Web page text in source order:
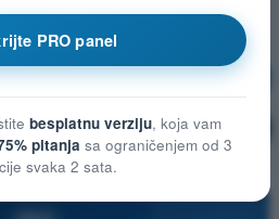
Vežbanje!
pitanja
PRO panel
besplatnu verziju, koja vam
pitanja sa ograničenjem od 3
svaka 2 sata.